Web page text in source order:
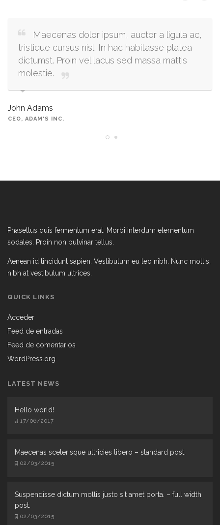
Maecenas dolor ipsum, auctor a ligula ac,
tristique cursus nisl. In hac habitasse platea
dictumst. Proin vel lacus sed massa mattis
molestie.
John Adams
CEO, ADAM'S INC.
Phasellus quis fermentum erat. Morbi interdum elementum
sodales. Proin non pulvinar tellus.
Aenean id tincidunt sapien. Vestibulum eu leo nibh. Nunc mollis,
nibh at vestibulum ultrices.
QUICK LINKS
Acceder
Feed de entradas
Feed de comentarios
WordPress.org
LATEST NEWS
Hello world!
17/06/2017
Maecenas scelerisque ultricies libero – standard post.
02/03/2015
Suspendisse dictum mollis justo sit amet porta. – full width
post.
02/03/2015